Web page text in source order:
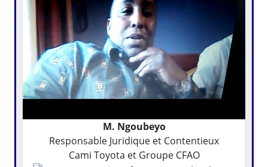
M. Ngoubeyo
Responsable Juridique et Contentieux
Cami Toyota et Groupe CFAO